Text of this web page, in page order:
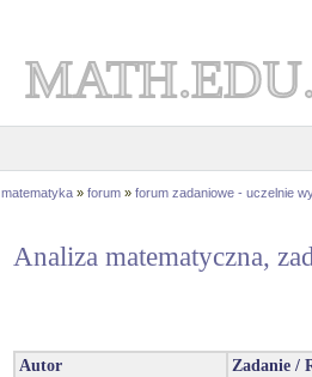
matematyka » forum » forum zadaniowe - uczelnie
Analiza matematyczna,
Autor Zadanie /